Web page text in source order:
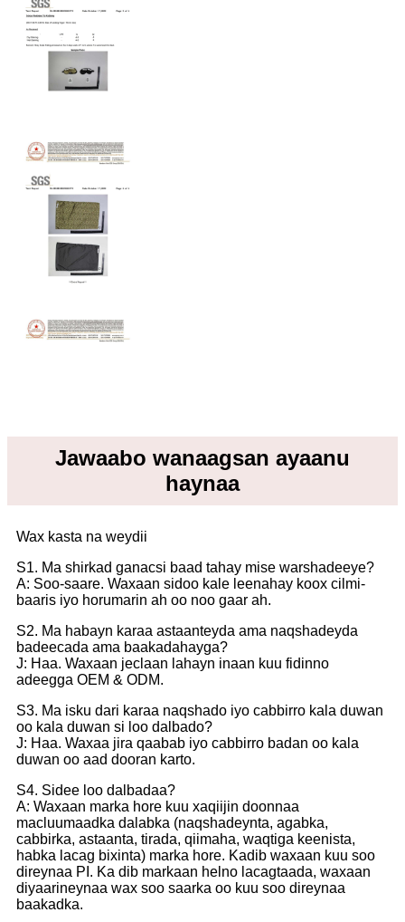
Jawaabo wanaagsan ayaanu
haynaa
Wax kasta na weydii
S1. Ma shirkad ganacsi baad tahay mise warshadeeye?
A: Soo-saare. Waxaan sidoo kale leenahay koox cilmi-
baaris iyo horumarin ah oo noo gaar ah.
S2. Ma habayn karaa astaanteyda ama naqshadeyda
badeecada ama baakadahayga?
J: Haa. Waxaan jeclaan lahayn inaan kuu fidinno
adeegga OEM & ODM.
S3. Ma isku dari karaa naqshado iyo cabbirro kala duwan
oo kala duwan si loo dalbado?
J: Haa. Waxaa jira qaabab iyo cabbirro badan oo kala
duwan oo aad dooran karto.
S4. Sidee loo dalbadaa?
A: Waxaan marka hore kuu xaqiijin doonnaa
macluumaadka dalabka (naqshadeynta, agabka,
cabbirka, astaanta, tirada, qiimaha, waqtiga keenista,
habka lacag bixinta) marka hore. Kadib waxaan kuu soo
direynaa PI. Ka dib markaan helno lacagtaada, waxaan
diyaarineynaa wax soo saarka oo kuu soo direynaa
baakadka.